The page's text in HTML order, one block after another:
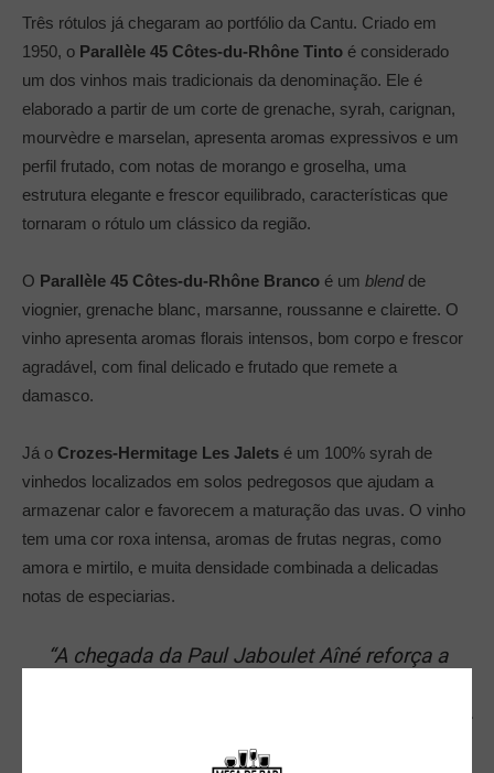
Três rótulos já chegaram ao portfólio da Cantu. Criado em
1950, o Parallèle 45 Côtes-du-Rhône Tinto é considerado
um dos vinhos mais tradicionais da denominação. Ele é
elaborado a partir de um corte de grenache, syrah, carignan,
mourvèdre e marselan, apresenta aromas expressivos e um
perfil frutado, com notas de morango e groselha, uma
estrutura elegante e frescor equilibrado, características que
tornaram o rótulo um clássico da região.
O Parallèle 45 Côtes-du-Rhône Branco é um blendde
viognier, grenache blanc, marsanne, roussanne e clairette. O
vinho apresenta aromas florais intensos, bom corpo e frescor
agradável, com final delicado e frutado que remete a
damasco.
Já o Crozes-Hermitage Les Jalets é um 100% syrah de
vinhedos localizados em solos pedregosos que ajudam a
armazenar calor e favorecem a maturação das uvas. O vinho
tem uma cor roxa intensa, aromas de frutas negras, como
amora e mirtilo, e muita densidade combinada a delicadas
notas de especiarias.
“A chegada da Paul Jaboulet Aîné reforça a
em suas regiões. O Vale do Rhône é uma das